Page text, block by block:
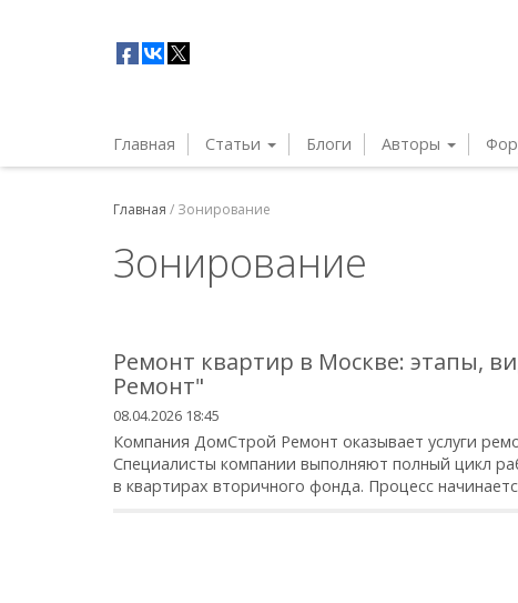
Главная Статьи Блоги Авторы
Главная / Зонирование
Зонирование
Ремонт квартир в Москве: этапы,
Ремонт"
08.04.2026 18:45
Компания ДомСтрой Ремонт оказывает услуги
Специалисты компании выполняют полный цикл
в квартирах вторичного фонда. Процесс